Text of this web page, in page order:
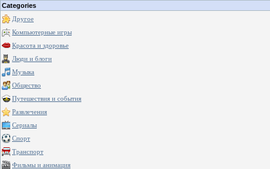
Categories
Другое
Компьютерные игры
Красота и здоровье
Люди и блоги
Музыка
Общество
Путешествия и события
Развлечения
Сериалы
Спорт
Транспорт
Фильмы и анимация